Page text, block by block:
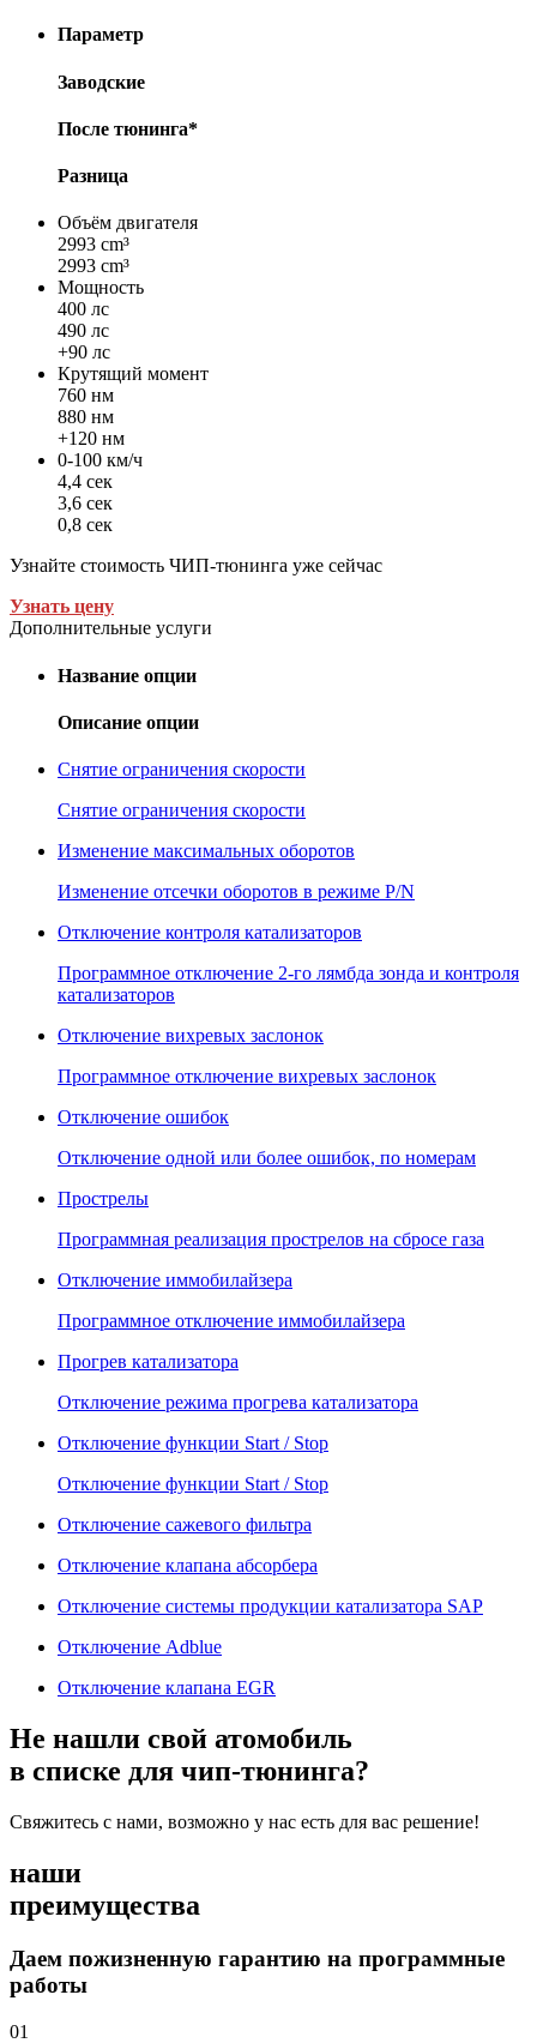
Параметр
Заводские
После тюнинга*
Разница
Объём двигателя
2993 cm³
2993 cm³
Мощность
400 лс
490 лс
+90 лс
Крутящий момент
760 нм
880 нм
+120 нм
0-100 км/ч
4,4 сек
3,6 сек
0,8 сек
Узнайте стоимость ЧИП-тюнинга уже сейчас
Узнать цену
Дополнительные услуги
Название опции
Описание опции
Снятие ограничения скорости
Снятие ограничения скорости
Изменение максимальных оборотов
Изменение отсечки оборотов в режиме P/N
Отключение контроля катализаторов
Программное отключение 2-го лямбда зонда и контроля
катализаторов
Отключение вихревых заслонок
Программное отключение вихревых заслонок
Отключение ошибок
Отключение одной или более ошибок, по номерам
Прострелы
Программная реализация прострелов на сбросе газа
Отключение иммобилайзера
Программное отключение иммобилайзера
Прогрев катализатора
Отключение режима прогрева катализатора
Отключение функции Start / Stop
Отключение функции Start / Stop
Отключение сажевого фильтра
Отключение клапана абсорбера
Отключение системы продукции катализатора SAP
Отключение Adblue
Отключение клапана EGR
Не нашли свой атомобиль
в списке для чип-тюнинга?
Свяжитесь с нами, возможно у нас есть для вас решение!
наши
преимущества
Даем пожизненную гарантию на программные
работы
01